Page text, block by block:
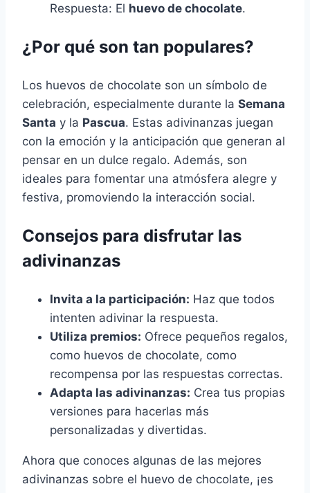
Respuesta: El huevo de chocolate.
¿Por qué son tan populares?
Los huevos de chocolate son un símbolo de
celebración, especialmente durante la Semana
Santa y la Pascua. Estas adivinanzas juegan
con la emoción y la anticipación que generan al
pensar en un dulce regalo. Además, son
ideales para fomentar una atmósfera alegre y
festiva, promoviendo la interacción social.
Consejos para disfrutar las
adivinanzas
Invita a la participación: Haz que todos
intenten adivinar la respuesta.
Utiliza premios: Ofrece pequeños regalos,
como huevos de chocolate, como
recompensa por las respuestas correctas.
Adapta las adivinanzas: Crea tus propias
versiones para hacerlas más
personalizadas y divertidas.
Ahora que conoces algunas de las mejores
adivinanzas sobre el huevo de chocolate, ¡es